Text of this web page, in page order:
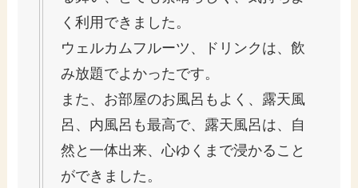
く利用できました。
ウェルカムフルーツ、ドリンクは、飲
み放題でよかったです。
また、お部屋のお風呂もよく、露天風
呂、内風呂も最高で、露天風呂は、自
然と一体出来、心ゆくまで浸かること
ができました。